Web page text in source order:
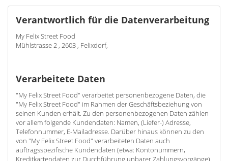
Verantwortlich für die Datenverarbeitung
My Felix Street Food
Mühlstrasse 2 , 2603 , Felixdorf,
Verarbeitete Daten
"My Felix Street Food" verarbeitet personenbezogene Daten, die
"My Felix Street Food" im Rahmen der Geschäftsbeziehung von
seinen Kunden erhält. Zu den personenbezogenen Daten zählen
vor allem folgende Kundendaten: Namen, (Liefer-) Adresse,
Telefonnummer, E-Mailadresse. Darüber hinaus können zu den
von "My Felix Street Food" verarbeiteten Daten auch
auftragsspezifische Kundendaten (etwa: Kontonummern,
Kreditkartendaten zur Durchführung unbarer Zahlungsvorgänge)